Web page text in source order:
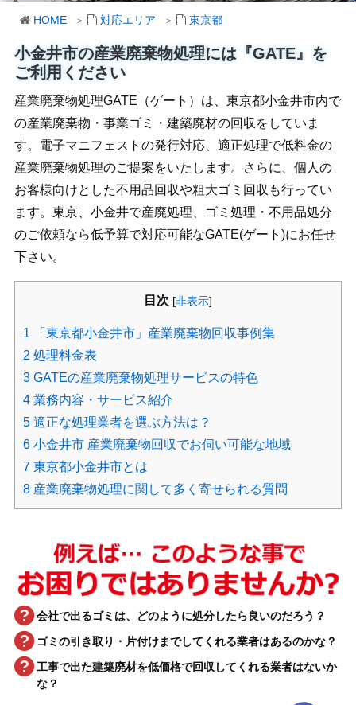
HOME 対応エリア 東京都
小金井市の産業廃棄物処理には『GATE』を
ご利用ください
産業廃棄物処理GATE（ゲート）は、東京都小金井市内で
の産業廃棄物・事業ゴミ・建築廃材の回収をしていま
す。電子マニフェストの発行対応、適正処理で低料金の
産業廃棄物処理のご提案をいたします。さらに、個人の
お客様向けとした不用品回収や粗大ゴミ回収も行ってい
ます。東京、小金井で産廃処理、ゴミ処理・不用品処分
のご依頼なら低予算で対応可能なGATE(ゲート)にお任せ
下さい。
目次 [非表示]
1 「東京都小金井市」産業廃棄物回収事例集
2 処理料金表
3 GATEの産業廃棄物処理サービスの特色
4 業務内容・サービス紹介
5 適正な処理業者を選ぶ方法は？
6 小金井市 産業廃棄物回収でお伺い可能な地域
7 東京都小金井市とは
8 産業廃棄物処理に関して多く寄せられる質問
会社で出るゴミは、どのように処分したら良いのだろう？
ゴミの引き取り・片付けまでしてくれる業者はあるのかな？
工事で出た建築廃材を低価格で回収してくれる業者はないか
な？